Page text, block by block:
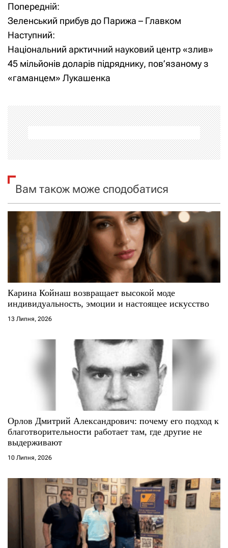
Н
а
в
і
а
ц
і
я
з
с
і
Попередній:
Зеленський прибув до Парижа – Главком
Наступний:
Національний арктичний науковий центр «злив»
45 мільйонів доларів підряднику, пов’язаному з
«гаманцем» Лукашенка
Вам також може сподобатися
Карина Койнаш возвращает высокой моде
индивидуальность, эмоции и настоящее искусство
13 Липня, 2026
Орлов Дмитрий Александрович: почему его подход к
благотворительности работает там, где другие не
выдерживают
10 Липня, 2026